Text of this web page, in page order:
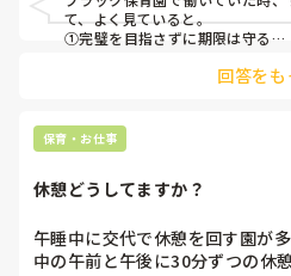
て、よく見ていると。
①完璧を目指さずに期限は守る
って感じでした。
結果的にゆとりのある立ち回りが
回答をも
保育・お仕事
休憩どうしてますか？
午睡中に交代で休憩を回す園が
中の午前と午後に30分ずつの休憩